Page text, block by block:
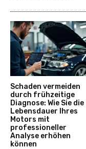
Schaden vermeiden
durch frühzeitige
Diagnose: Wie Sie die
Lebensdauer Ihres
Motors mit
professioneller
Analyse erhöhen
können